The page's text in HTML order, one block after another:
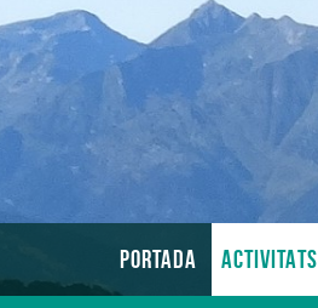
PORTADA ACTIVITATS